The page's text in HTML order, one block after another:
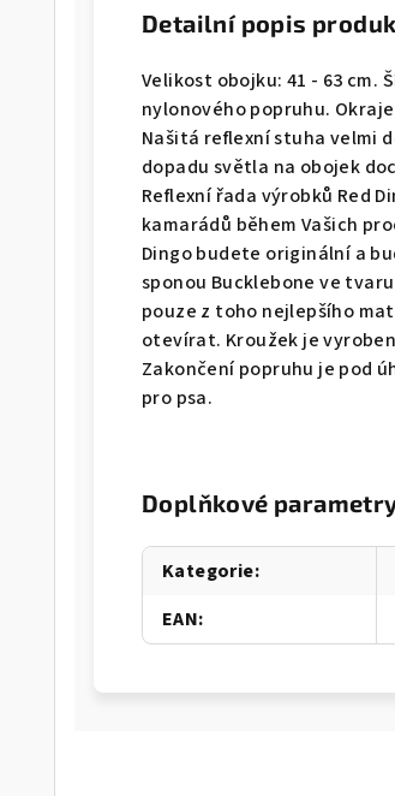
Detailní popis
Velikost obojku: 41 - 63 cm.
nylonového popruhu.
Našitá reflexní stuha velmi
dopadu světla na obojek
Reflexní řada výrobků Red
kamarádů během Vašich
Dingo budete originální a
sponou Bucklebone ve
pouze z toho nejlepšího
otevírat. Kroužek je
Zakončení popruhu je pod
pro psa.
Doplňkové
Kategorie:
EAN: